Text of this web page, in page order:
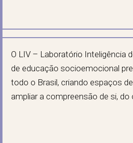
O LIV – Laboratório Inteligência
de educação socioemocional
todo o Brasil, criando espaços
ampliar a compreensão de si, do